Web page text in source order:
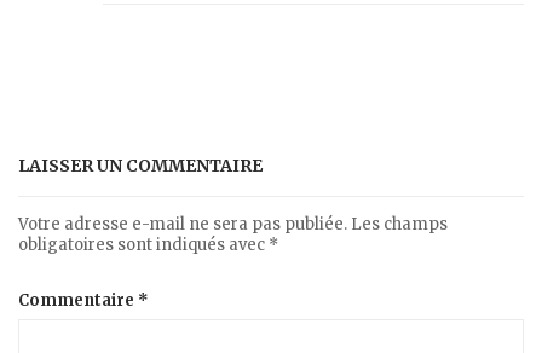
LAISSER UN COMMENTAIRE
Votre adresse e-mail ne sera pas publiée. Les champs
obligatoires sont indiqués avec *
Commentaire *